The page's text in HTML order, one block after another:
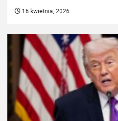
16 kwietnia, 2026